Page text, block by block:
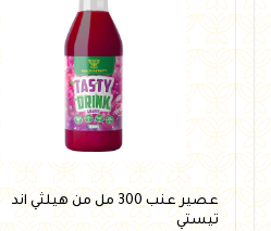
جنيه
أضف للسلة
عصير عنب 300 مل من هيلثي اند
تيستي